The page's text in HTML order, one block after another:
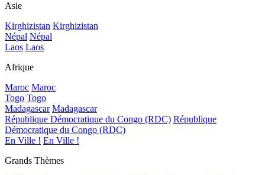
Asie
Kirghizistan Kirghizistan
Népal Népal
Laos Laos
Afrique
Maroc Maroc
Togo Togo
Madagascar Madagascar
République Démocratique du Congo (RDC) République
Démocratique du Congo (RDC)
En Ville ! En Ville !
Grands Thèmes